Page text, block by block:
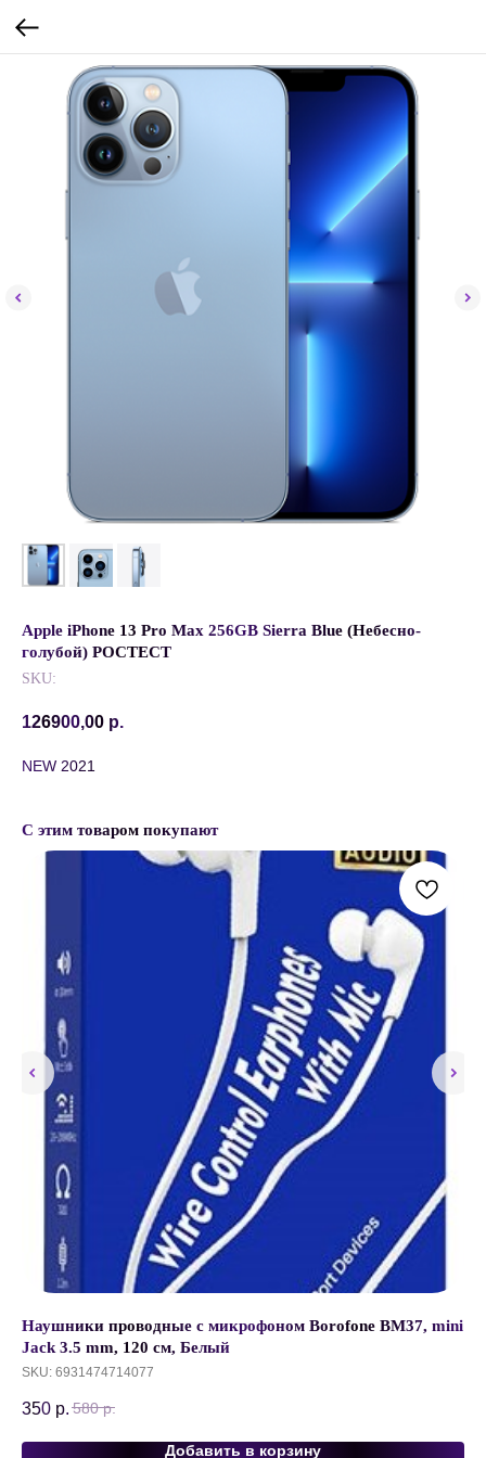
Apple iPhone 13 Pro Max 256GB Sierra Blue (Небесно-
голубой) РОСТЕСТ
SKU:
126900,00 р.
NEW 2021
С этим товаром покупают
Наушники проводные с микрофоном Borofone BM37, mini
Jack 3.5 mm, 120 см, Белый
SKU: 6931474714077
350 р. 580 р.
Добавить в корзину